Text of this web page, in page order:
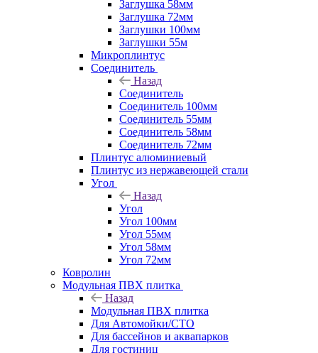
Заглушка 58мм
Заглушка 72мм
Заглушки 100мм
Заглушки 55м
Микроплинтус
Соединитель
Назад
Соединитель
Соединитель 100мм
Соединитель 55мм
Соединитель 58мм
Соединитель 72мм
Плинтус алюминиевый
Плинтус из нержавеющей стали
Угол
Назад
Угол
Угол 100мм
Угол 55мм
Угол 58мм
Угол 72мм
Ковролин
Модульная ПВХ плитка
Назад
Модульная ПВХ плитка
Для Автомойки/СТО
Для бассейнов и аквапарков
Для гостиниц